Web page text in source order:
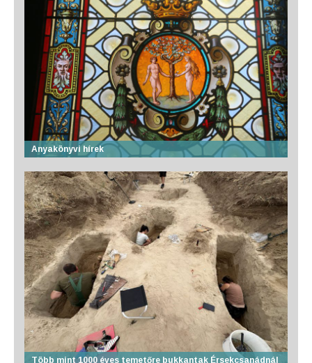
Anyakönyvi hírek
Több mint 1000 éves temetőre bukkantak Érsekcsanádnál